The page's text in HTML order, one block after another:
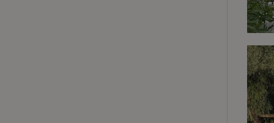
Strikt
Strikt
accountbeheer.
_tt_enable_cookie